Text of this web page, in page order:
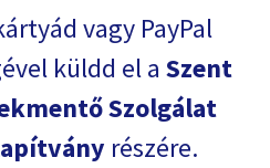
vagy PayPal
küldd el aSzent
Szolgálat
részére.